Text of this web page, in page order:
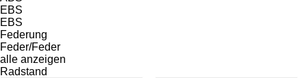
EBS
EBS
Federung
Feder/Feder
alle anzeigen
Radstand